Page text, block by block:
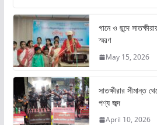
c
e
b
o
o
k
st
o
d
o
n
e
গানে ও ছন্দে
স্মরণ
May 15, 2026
সাতক্ষীরার সীমান্ত
পণ্য জব্দ
April 10, 2026